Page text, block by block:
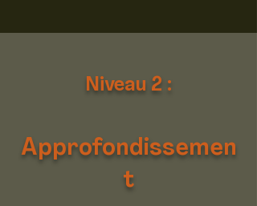
Niveau 2 :
Approfondissemen
t